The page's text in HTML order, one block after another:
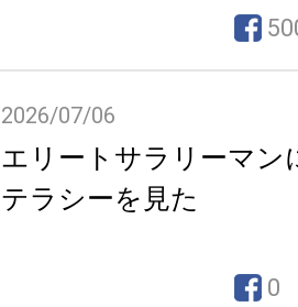
2026/07/06
エリートサラリーマン
テラシーを見た
0